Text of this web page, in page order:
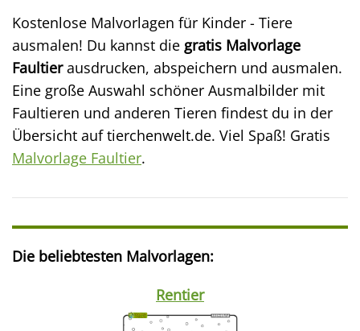
Kostenlose Malvorlagen für Kinder - Tiere
ausmalen! Du kannst die gratis Malvorlage
Faultierausdrucken, abspeichern und ausmalen.
Eine große Auswahl schöner Ausmalbilder mit
Faultieren und anderen Tieren findest du in der
Übersicht auf tierchenwelt.de. Viel Spaß! Gratis
Malvorlage Faultier.
Die beliebtesten Malvorlagen:
Rentier